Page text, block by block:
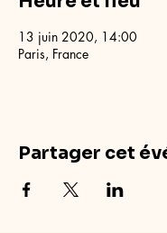
13 juin 2020, 14:00
Paris, France
Partager cet